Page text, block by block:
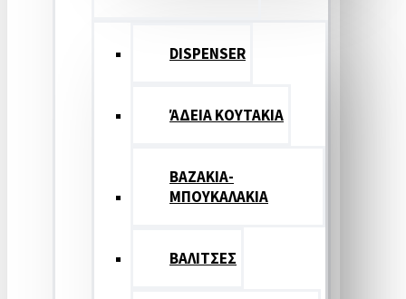
DISPENSER
ΆΔΕΙΑ ΚΟΥΤΑΚΙΑ
ΒΑΖΑΚΙΑ-
ΜΠΟΥΚΑΛΑΚΙΑ
ΒΑΛΙΤΣΕΣ